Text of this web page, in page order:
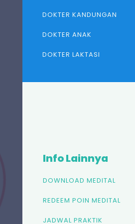
DOKTER KANDUNGAN
DOKTER ANAK
DOKTER LAKTASI
Info Lainnya
DOWNLOAD MEDITAL
REDEEM POIN MEDITAL
JADWAL PRAKTIK